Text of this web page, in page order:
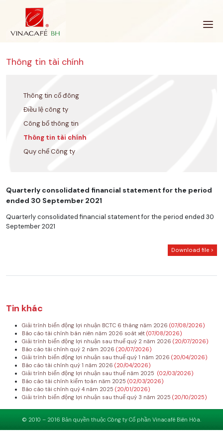
Thông tin tài chính
Thông tin cổ đông
Điều lệ công ty
Công bố thông tin
Thông tin tài chính
Quy chế Công ty
Quarterly consolidated financial statement for the period
ended 30 September 2021
Quarterly consolidated financial statement for the period ended 30
September 2021
Download file >
Tin khác
Giải trình biến động lợi nhuận BCTC 6 tháng năm 2026 (07/08/2026)
Báo cáo tài chính bán niên năm 2026 soát xét (07/08/2026)
Giải trình biến động lợi nhuận sau thuế quý 2 năm 2026 (20/07/2026)
Báo cáo tài chính quý 2 năm 2026 (20/07/2026)
Giải trình biến động lợi nhuận sau thuế quý 1 năm 2026 (20/04/2026)
Báo cáo tài chính quý 1 năm 2026 (20/04/2026)
Giải trình biến động lợi nhuận sau thuế năm 2025 (02/03/2026)
Báo cáo tài chính kiểm toán năm 2025 (02/03/2026)
Báo cáo tài chính quý 4 năm 2025 (20/01/2026)
Giải trình biến động lợi nhuận sau thuế quý 3 năm 2025 (20/10/2025)
© 2010 – 2016 Bản quyền thuộc Công ty Cổ phần Vinacafé Biên Hòa.